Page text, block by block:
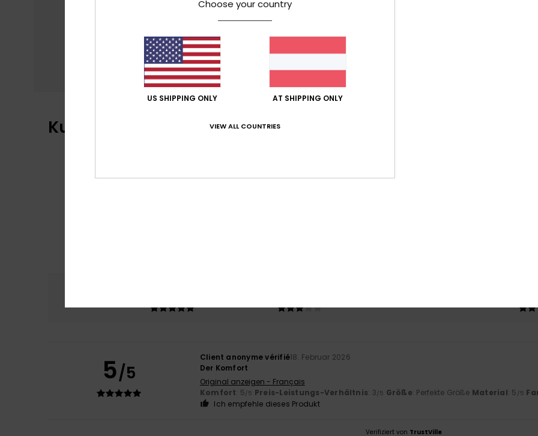
Kundenbewertungen
Durchschnittliche Bewertung
5/5
Client anonyme vérifié18. Februar 2026
Der Komfort
Original anzeigen - Français
Komfort: 5 /5 Preis-Leistungs-Verhältnis: 3 /5 Größe: Perfekte Größe Material: 5 /5
Ich empfehle dieses Produkt
Verifiziert von TrustVille
Choose your country
US SHIPPING ONLY AT SHIPPING ONLY
VIEW ALL COUNTRIES